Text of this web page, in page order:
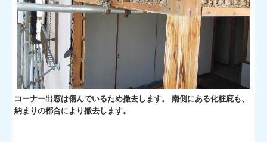
コーナー出窓は傷んでいるため撤去します。 南側にある化粧庇も、
納まりの都合により撤去します。